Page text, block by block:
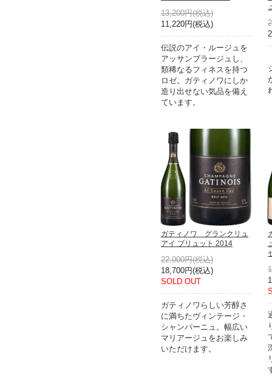
13,200円(税込)
11,220円(税込)
伝説のアイ・ルージュを
アッサンブラージュし、
類稀なるフィネスを持つ
ロゼ。ガティノワにしか
造り出せない気品を備え
ています。
ガティノワ グランクリュ
アイ ブリュット 2014
22,000円(税込)
18,700円(税込)
SOLD OUT
ガティノワらしい芳醇さ
に満ちたヴィンテージ・
シャンパーニュ。幅広い
マリアージュをお楽しみ
いただけます。